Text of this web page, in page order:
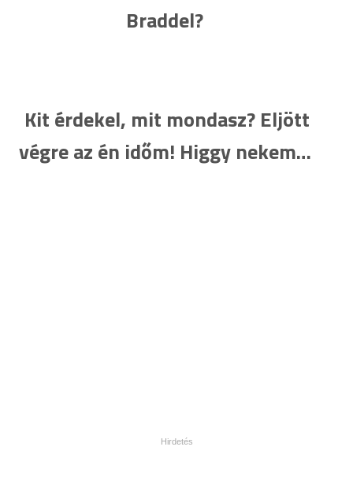
Braddel?
Kit érdekel, mit mondasz? Eljött
végre az én időm! Higgy nekem…